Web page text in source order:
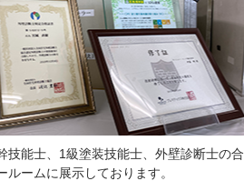
技能士、1級塗装技能士、外壁診断士の合
ルームに展示しております。